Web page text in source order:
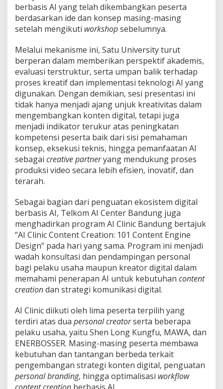
berbasis AI yang telah dikembangkan peserta
berdasarkan ide dan konsep masing-masing
setelah mengikuti workshopsebelumnya.
Melalui mekanisme ini, Satu University turut
berperan dalam memberikan perspektif akademis,
evaluasi terstruktur, serta umpan balik terhadap
proses kreatif dan implementasi teknologi AI yang
digunakan. Dengan demikian, sesi presentasi ini
tidak hanya menjadi ajang unjuk kreativitas dalam
mengembangkan konten digital, tetapi juga
menjadi indikator terukur atas peningkatan
kompetensi peserta baik dari sisi pemahaman
konsep, eksekusi teknis, hingga pemanfaatan AI
sebagai creative partneryang mendukung proses
produksi video secara lebih efisien, inovatif, dan
terarah.
Sebagai bagian dari penguatan ekosistem digital
berbasis AI, Telkom AI Center Bandung juga
menghadirkan program AI Clinic Bandung bertajuk
“AI Clinic Content Creation: 101 Content Engine
Design” pada hari yang sama. Program ini menjadi
wadah konsultasi dan pendampingan personal
bagi pelaku usaha maupun kreator digital dalam
memahami penerapan AI untuk kebutuhan content
creationdan strategi komunikasi digital.
AI Clinic diikuti oleh lima peserta terpilih yang
terdiri atas dua personal creatorserta beberapa
pelaku usaha, yaitu Shen Long Kungfu, MAWA, dan
ENERBOSSER. Masing-masing peserta membawa
kebutuhan dan tantangan berbeda terkait
pengembangan strategi konten digital, penguatan
personal branding, hingga optimalisasi workflow